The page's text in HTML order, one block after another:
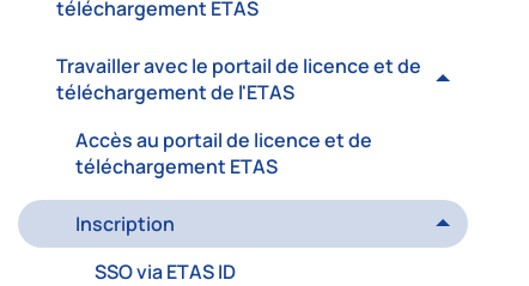
téléchargement ETAS
Travailler avec le portail de licence et de
téléchargement de l'ETAS
Accès au portail de licence et de
téléchargement ETAS
Inscription
SSO via ETAS ID